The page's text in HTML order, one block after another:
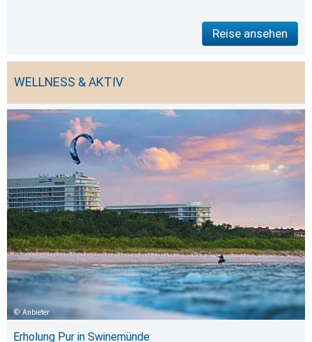
Reise ansehen
WELLNESS & AKTIV
Anbieter
Erholung Pur in Swinemünde